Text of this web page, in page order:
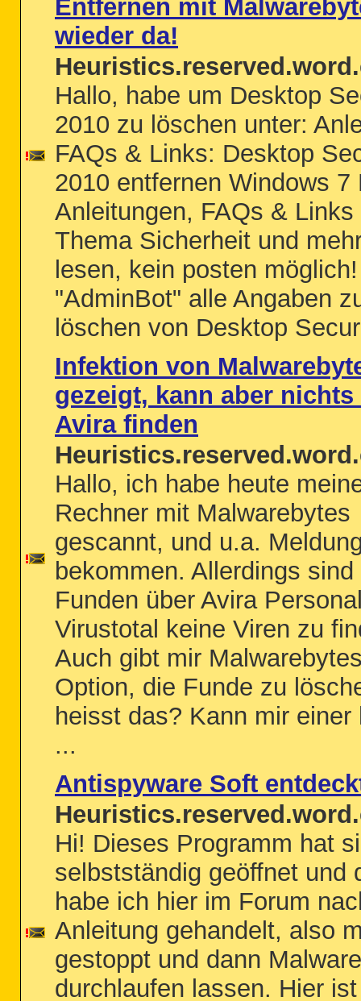
Entfernen mit
wieder da!
Hallo, habe um Desktop
2010 zu löschen unter:
FAQs & Links: Desktop
2010 entfernen Windows 7
Anleitungen, FAQs & Links
Thema Sicherheit und
lesen, kein posten
"AdminBot" alle Angaben
löschen von Desktop
Infektion von
gezeigt, kann aber
Avira finden
Hallo, ich habe heute
Rechner mit Malwarebytes
gescannt, und u.a.
bekommen. Allerdings
Funden über Avira
Virustotal keine Viren zu
Auch gibt mir
Option, die Funde zu
heisst das? Kann mir einer
...
Antispyware Soft
Hi! Dieses Programm hat
selbstständig geöffnet und
habe ich hier im Forum
Anleitung gehandelt, also
gestoppt und dann
durchlaufen lassen. Hier